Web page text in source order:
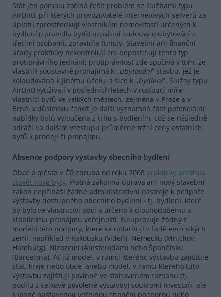
Stát jen pomalu začíná řešit problém se službami typu
AirBnB, při kterých provozovatelé internetových serverů za
úplatu zprostředkují vlastníkům nemovitostí určených k
bydlení (zpravidla bytů) uzavření smlouvy o ubytování s
třetími osobami, zpravidla turisty. Stavební ani finanční
úřady prakticky nekontrolují ani nepostihují tento typ
protiprávního jednání; protiprávnost zde spočívá v tom, že
vlastník soustavně pronajímá k „ubytování“ stavbu, jež je
kolaudována k jinému účelu, a sice k „bydlení“. Služby typu
AirBnB využívají v posledních letech v rostoucí míře
vlastníci bytů ve velkých městech, zejména v Praze a v
Brně, v důsledku čehož je další významná část potenciální
nabídky bytů vyloučena z trhu s bydlením, což se následně
odráží na dalším vzestupu průměrné tržní ceny ostatních
bytů k prodeji či pronájmu.
Absence podpory výstavby obecního bydlení
Obce a města v ČR zhruba od roku 2008 prakticky přestala
stavět nové byty. Platná zákonná úprava ani nový stavební
zákon nepřináší žádné administrativní nástroje k podpoře
výstavby dostupného obecního bydlení - tj. bydlení, které
by bylo ve vlastnictví obcí a určeno k dlouhodobému a
stabilnímu pronájmu veřejnosti. Neupravuje žádný z
modelů této podpory, které se uplatňují v řadě evropských
zemí, například v Rakousku (Vídeň), Německu (Mnichov,
Hamburg), Nizozemí (Amsterodam) nebo Španělsku
(Barcelona). Ať již model, v rámci kterého výstavbu zajišťuje
stát, kraje nebo obce, anebo model, v rámci kterého tuto
výstavbu zajišťují povinně ve stanoveném rozsahu (tj.
podílu z celkově povolené výstavby) soukromí investoři, ale
s jasně nastavenou veřejnou finanční podporou nebo